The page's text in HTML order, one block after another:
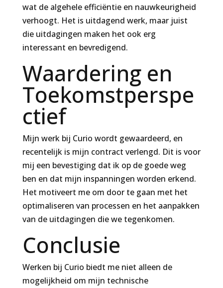
wat de algehele efficiëntie en nauwkeurigheid
verhoogt. Het is uitdagend werk, maar juist
die uitdagingen maken het ook erg
interessant en bevredigend.
Waardering en
Toekomstperspe
ctief
Mijn werk bij Curio wordt gewaardeerd, en
recentelijk is mijn contract verlengd. Dit is voor
mij een bevestiging dat ik op de goede weg
ben en dat mijn inspanningen worden erkend.
Het motiveert me om door te gaan met het
optimaliseren van processen en het aanpakken
van de uitdagingen die we tegenkomen.
Conclusie
Werken bij Curio biedt me niet alleen de
mogelijkheid om mijn technische